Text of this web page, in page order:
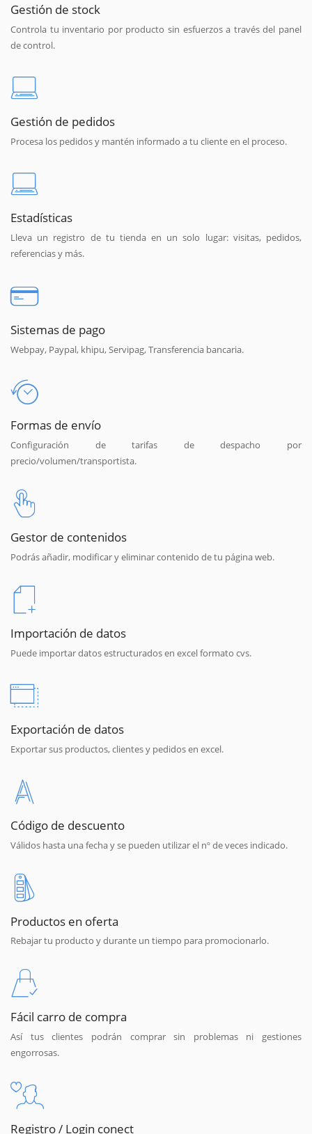
Gestión de stock
Controla tu inventario por producto sin esfuerzos a través del panel
de control.
Gestión de pedidos
Procesa los pedidos y mantén informado a tu cliente en el proceso.
Estadísticas
Lleva un registro de tu tienda en un solo lugar: visitas, pedidos,
referencias y más.
Sistemas de pago
Webpay, Paypal, khipu, Servipag, Transferencia bancaria.
Formas de envío
Configuración de tarifas de despacho por
precio/volumen/transportista.
Gestor de contenidos
Podrás añadir, modificar y eliminar contenido de tu página web.
Importación de datos
Puede importar datos estructurados en excel formato cvs.
Exportación de datos
Exportar sus productos, clientes y pedidos en excel.
Código de descuento
Válidos hasta una fecha y se pueden utilizar el nº de veces indicado.
Productos en oferta
Rebajar tu producto y durante un tiempo para promocionarlo.
Fácil carro de compra
Así tus clientes podrán comprar sin problemas ni gestiones
engorrosas.
Registro / Login conect